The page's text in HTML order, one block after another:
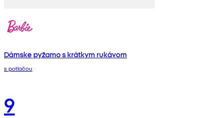
Dámske pyžamo s krátkym rukávom
s potlačou
9